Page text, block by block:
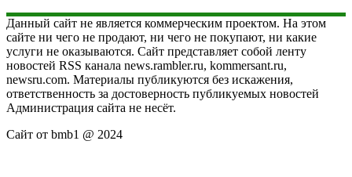
Данный сайт не является коммерческим проектом. На этом
сайте ни чего не продают, ни чего не покупают, ни какие
услуги не оказываются. Сайт представляет собой ленту
новостей RSS канала news.rambler.ru, kommersant.ru,
newsru.com. Материалы публикуются без искажения,
ответственность за достоверность публикуемых новостей
Администрация сайта не несёт.
Сайт от bmb1 @ 2024